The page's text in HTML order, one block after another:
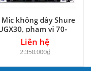
Mic không dây Shure
phạm vi 70-
100m
Liên hệ
2.350.000₫